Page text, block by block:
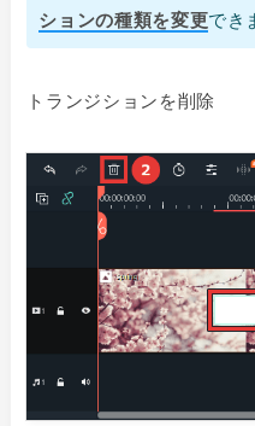
ションの種類を変更でき
トランジションを削除